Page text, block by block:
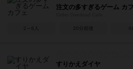
注文の多すぎるゲーム カ
2～6人 20分前後 6
すりかえダイヤ